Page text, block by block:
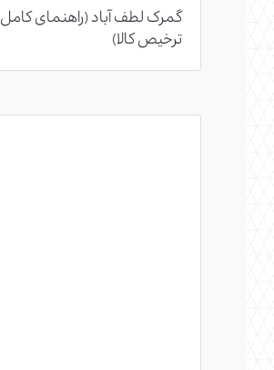
گمرک لطف آباد (راهنمای کامل
ترخیص کالا)